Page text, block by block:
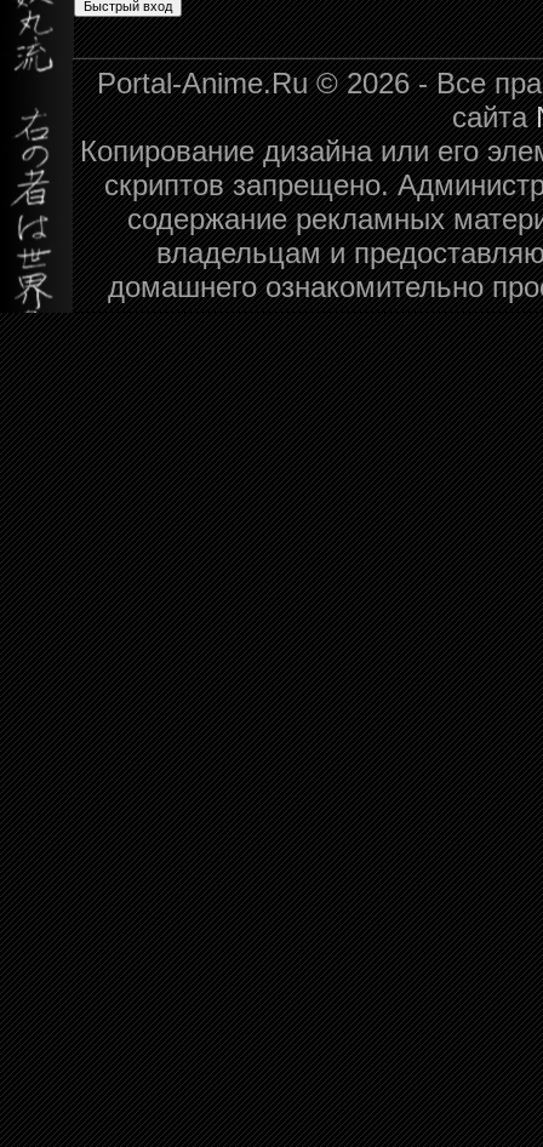
Portal-Anime.Ru © 2026 - Все
сайта
Копирование дизайна или его
скриптов запрещено.
содержание рекламных
владельцам и
домашнего ознакомительно